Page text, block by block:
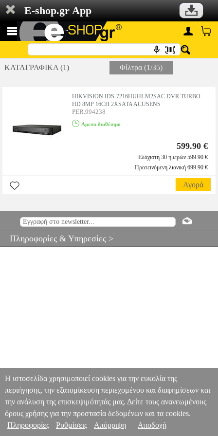
E-shop.gr App
ΚΑΤΑΓΡΑΦΙΚΑ (1) Φίλτρα (1/35)
HIKVISION IDS-7216HUHI-M2SAC DVR TURBO
HD 8MP 16CH 2XSATA ACUSENS
PER.994238
Αμεσα διαθέσιμο
599.90 €
Ελάχιστη 30 ημερών 599.90 €
Προτεινόμενη λιανική 699.90 €
Αγορά
Πληροφορίες & Υπηρεσίες >
Η ιστοσελίδα χρησιμοποιεί cookies για την ευκολία της
περιήγησης, την εξατομίκευση περιεχομένου και διαφημίσεων και
την ανάλυση της επισκεψιμότητάς μας. Δείτε τους ανανεωμένους
όρους χρήσης για την προστασία δεδομένων και τα cookies.
Πληροφορίες
Ρυθμίσεις Απόρριψη Αποδοχή